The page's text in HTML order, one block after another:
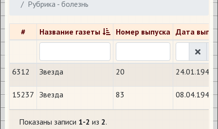
Рубрика - болезнь
# Название газеты Номер выпуска Дата
6312 Звезда 20 24.01.1942
15237 Звезда 83 08.04.1942
Показаны записи 1-2 из 2.